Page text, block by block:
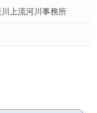
上流河川事務所